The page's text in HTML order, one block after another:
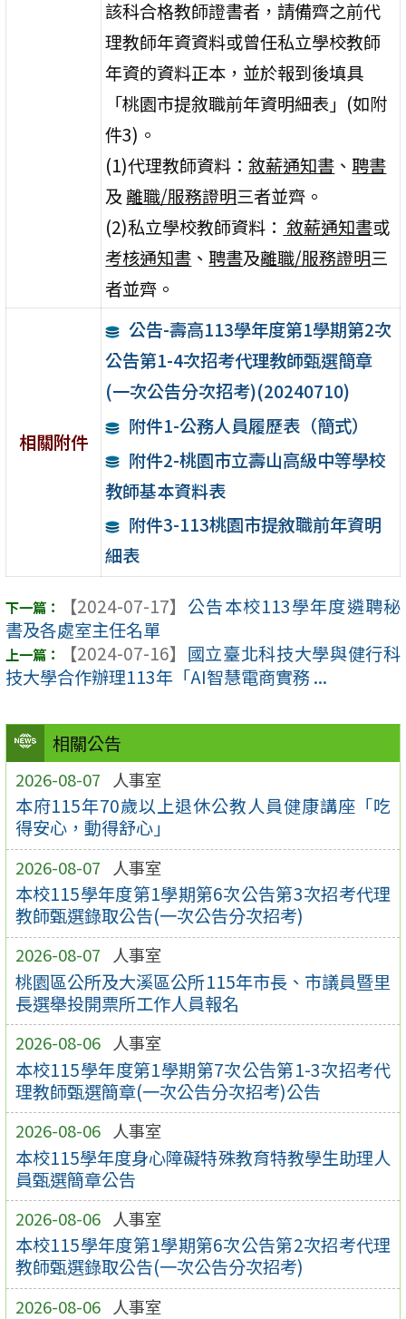
相關公告
2026-08-07 人事室
本府115年70歲以上退休公教人員健康講座「吃
得安心，動得舒心」
2026-08-07 人事室
本校115學年度第1學期第6次公告第3次招考代理
教師甄選錄取公告(一次公告分次招考)
2026-08-07 人事室
桃園區公所及大溪區公所115年市長、市議員暨里
長選舉投開票所工作人員報名
2026-08-06 人事室
本校115學年度第1學期第7次公告第1-3次招考代
理教師甄選簡章(一次公告分次招考)公告
2026-08-06 人事室
本校115學年度身心障礙特殊教育特教學生助理人
員甄選簡章公告
2026-08-06 人事室
本校115學年度第1學期第6次公告第2次招考代理
教師甄選錄取公告(一次公告分次招考)
2026-08-06 人事室
該科合格教師證書者，請備齊之前代
理教師年資資料或曾任私立學校教師
年資的資料正本，並於報到後填具
「桃園市提敘職前年資明細表」(如附
件3)。
(1)代理教師資料：敘薪通知書 、 聘書
及 離職/服務證明三者並齊。
(2)私立學校教師資料： 敘薪通知書或
考核通知書 、 聘書及離職/服務證明三
者並齊。
相關附件
公告-壽高113學年度第1學期第2次
公告第1-4次招考代理教師甄選簡章
(一次公告分次招考)(20240710)
附件1-公務人員履歷表（簡式）
附件2-桃園市立壽山高級中等學校
教師基本資料表
附件3-113桃園市提敘職前年資明
細表
【2024-07-17】 公告本校113學年度遴聘秘
書及各處室主任名單
【2024-07-16】 國立臺北科技大學與健行科
技大學合作辦理113年「AI智慧電商實務 ...